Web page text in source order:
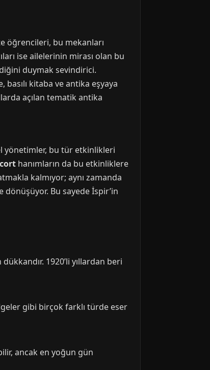
öğrencileri, bu mekanları
ise ailelerinin mirası olan bu
duymak sevindirici.
kitaba ve antika eşyaya
açılan tematik antika
yönetimler, bu tür etkinlikleri
hanımların da bu etkinliklere
kalmıyor; aynı zamanda
Bu sayede İspir’in
1920’li yıllardan beri
gibi birçok farklı türde eser
ancak en yoğun gün